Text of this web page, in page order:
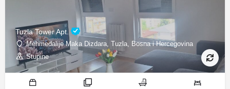
Tuzla Tower Apt.
Mehmedalije Maka Dizdara, Tuzla, Bosna i Hercegovina
Stupine